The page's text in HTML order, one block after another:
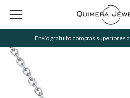
Envío gratuito compras superiores a